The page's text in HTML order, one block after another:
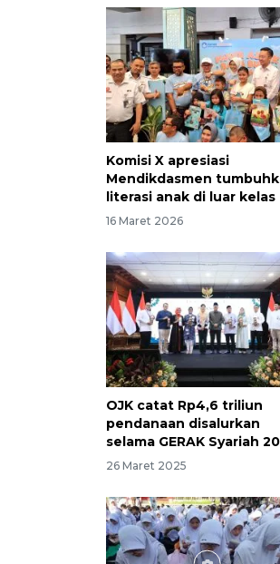
Komisi X apresiasi
Mendikdasmen
literasi anak di luar kelas
16 Maret 2026
OJK catat Rp4,6 triliun
pendanaan disalurkan
selama GERAK Syariah
26 Maret 2025